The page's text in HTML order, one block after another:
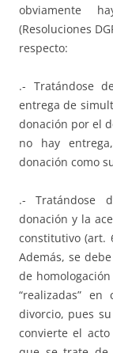
obviamente
(Resoluciones
respecto:
.- Tratándose
entrega de
donación por el
no hay
donación como
.- Tratándose
donación y la
constitutivo (art.
Además, se
de
“realizadas”
divorcio, pues
convierte el